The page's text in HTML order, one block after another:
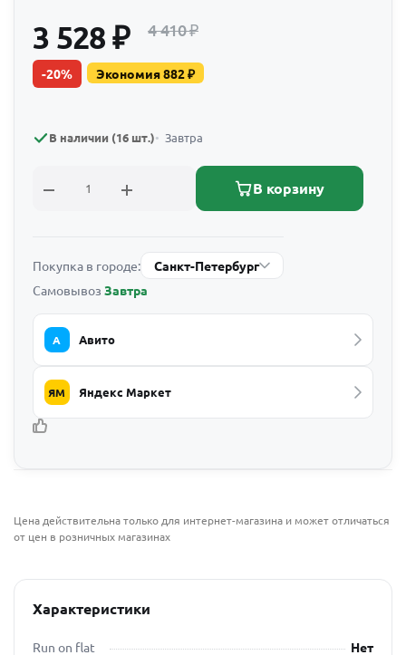
3 528₽ 4 410₽
-20% Экономия882₽
В наличии (16 шт.) Завтра
В корзину
Покупка в городе:
Санкт-Петербург
Самовывоз Завтра
А Авито
ЯМ Яндекс Маркет
Цена действительна только для интернет-магазина и может отличаться
от цен в розничных магазинах
Характеристики
Run on flat
Нет